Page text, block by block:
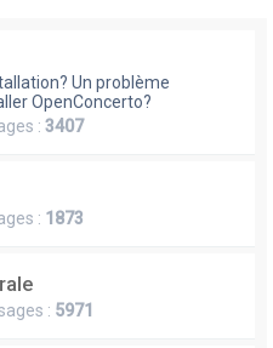
Un problème
OpenConcerto?
: 3407
: 1873
: 5971